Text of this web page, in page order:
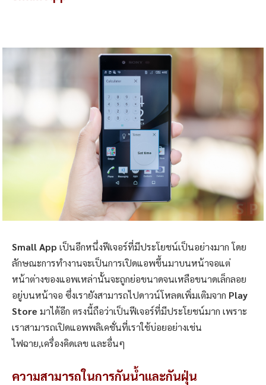
Small App เป็นอีกหนึ่งฟีเจอร์ที่มีประโยชน์เป็นอย่างมาก โดย
ลักษณะการทำงานจะเป็นการเปิดแอพขึ้นมาบนหน้าจอแต่
หน้าต่างของแอพเหล่านั้นจะถูกย่อขนาดจนเหลือขนาดเล็กลอย
อยู่บนหน้าจอ ซึ่งเรายังสามารถไปดาวน์โหลดเพิ่มเติมจาก Play
Store มาได้อีก ตรงนี้ถือว่าเป็นฟีเจอร์ที่มีประโยชน์มาก เพราะ
เราสามารถเปิดแอพพลิเคชั่นที่เราใช้บ่อยอย่างเช่น
ไฟฉาย,เครื่องคิดเลข และอื่นๆ
ความสามารถในการกันน้ำและกันฝุ่น